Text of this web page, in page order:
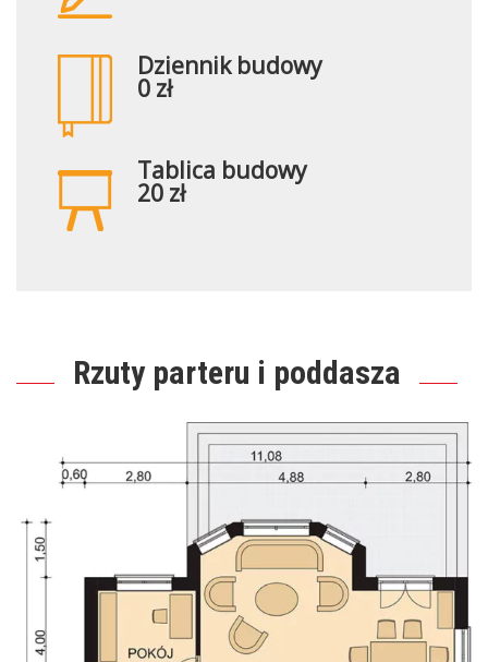
Dziennik budowy
0 zł
Tablica budowy
20 zł
Rzuty parteru i poddasza